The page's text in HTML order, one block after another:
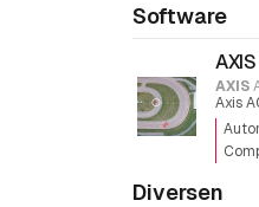
Software
AXIS
Axis
Diversen